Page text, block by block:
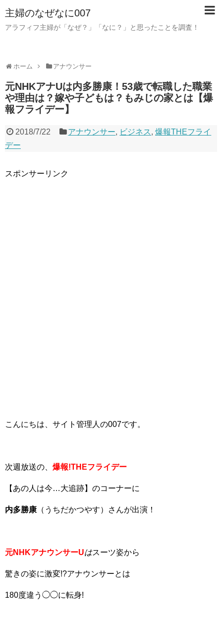
主婦のなぜなに007
アラフィフ主婦が「なぜ？」「なに？」と思ったことを調査！
ホーム アナウンサー
元NHKアナUは内多勝康！53歳で転職した職業
や理由は？嫁や子どもは？もみじの家とは【爆
報フライデー】
2018/7/22 アナウンサー, ビジネス,爆報THEフライ
デー
スポンサーリンク
こんにちは、サイト管理人の007です。
次週放送の、 爆報!THEフライデー
【あの人は今…大追跡】のコーナーに
内多勝康 （うちだかつやす）さんが出演！
元NHKアナウンサーUはスーツ姿から
驚きの姿に激変!?アナウンサーとは
180度違う◯◯に転身!